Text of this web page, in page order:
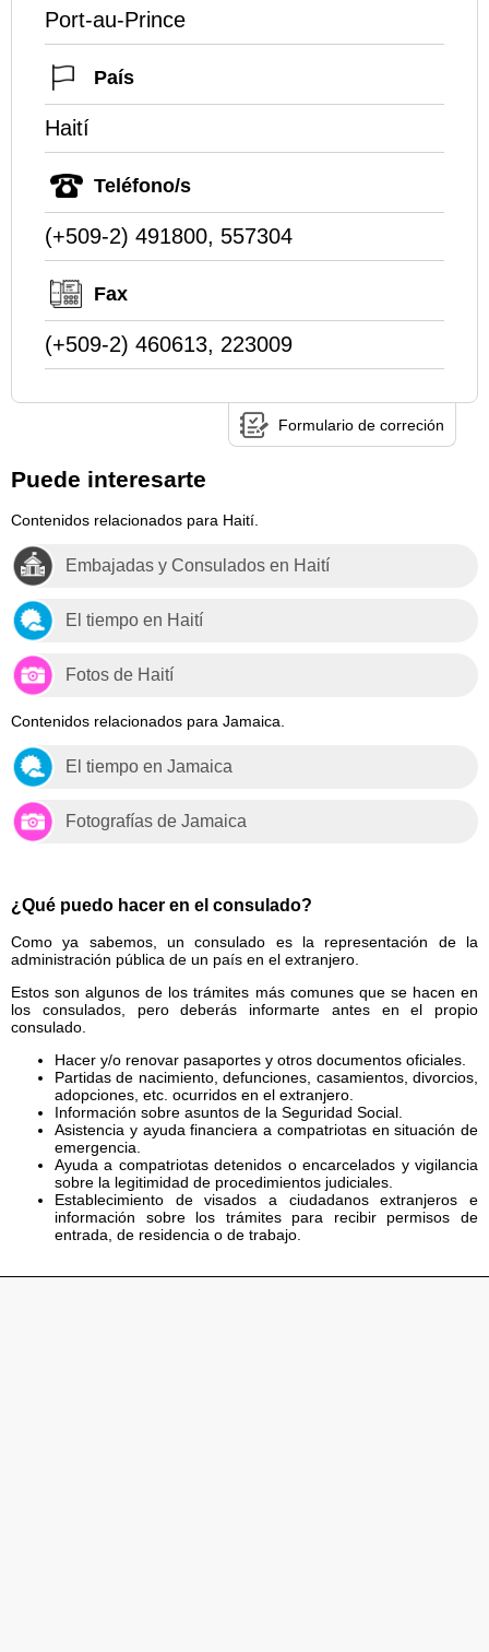
Port-au-Prince
País
Haití
Teléfono/s
(+509-2) 491800, 557304
Fax
(+509-2) 460613, 223009
Formulario de correción
Puede interesarte
Contenidos relacionados para Haití.
Embajadas y Consulados en Haití
El tiempo en Haití
Fotos de Haití
Contenidos relacionados para Jamaica.
El tiempo en Jamaica
Fotografías de Jamaica
¿Qué puedo hacer en el consulado?
Como ya sabemos, un consulado es la representación de la
administración pública de un país en el extranjero.
Estos son algunos de los trámites más comunes que se hacen en
los consulados, pero deberás informarte antes en el propio
consulado.
Hacer y/o renovar pasaportes y otros documentos oficiales.
Partidas de nacimiento, defunciones, casamientos, divorcios,
adopciones, etc. ocurridos en el extranjero.
Información sobre asuntos de la Seguridad Social.
Asistencia y ayuda financiera a compatriotas en situación de
emergencia.
Ayuda a compatriotas detenidos o encarcelados y vigilancia
sobre la legitimidad de procedimientos judiciales.
Establecimiento de visados a ciudadanos extranjeros e
información sobre los trámites para recibir permisos de
entrada, de residencia o de trabajo.